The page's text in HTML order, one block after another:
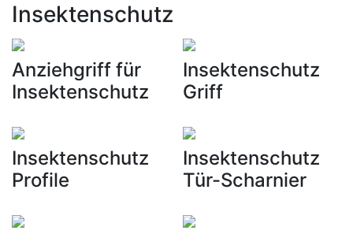
Insektenschutz
Anziehgriff für
Insektenschutz
Insektenschutz
Griff
Insektenschutz
Profile
Insektenschutz
Tür-Scharnier